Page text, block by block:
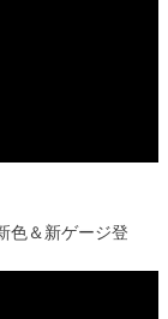
色＆新ゲージ登